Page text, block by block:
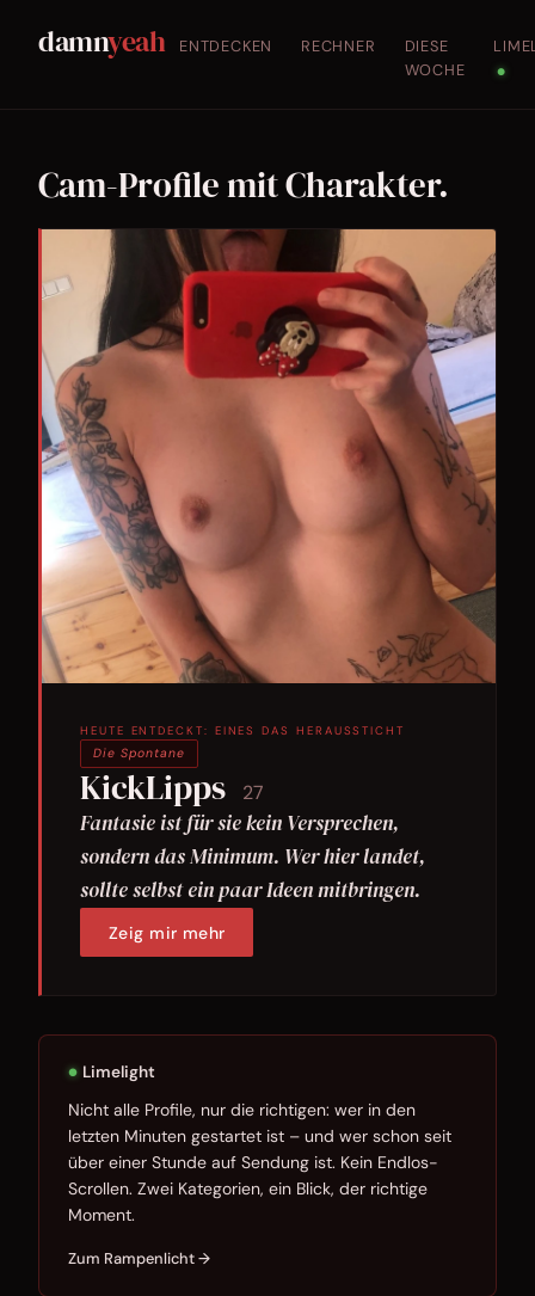
damnyeah ENTDECKEN RECHNER
DIESE
WOCHE
●
Cam-Profile mit Charakter.
HEUTE ENTDECKT: EINES DAS HERAUSSTICHT
Die Spontane
KickLipps 27
Fantasie ist für sie kein Versprechen,
sondern das Minimum. Wer hier landet,
sollte selbst ein paar Ideen mitbringen.
Zeig mir mehr
● Limelight
Nicht alle Profile, nur die richtigen: wer in den
letzten Minuten gestartet ist – und wer schon seit
über einer Stunde auf Sendung ist. Kein Endlos-
Scrollen. Zwei Kategorien, ein Blick, der richtige
Moment.
Zum Rampenlicht →